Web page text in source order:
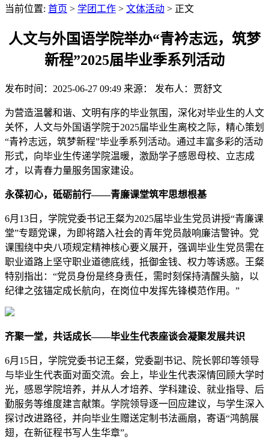
当前位置: 首页 > 学团工作 > 文体活动 > 正文
人文与外国语学院举办“青衿志远，筑梦
新程”2025届毕业季系列活动
发布时间：2025-06-27 09:49 来源： 发布人：贾舒文
为营造温馨和谐、文明有序的毕业氛围，深化对毕业生的人文
关怀，人文与外国语学院于2025届毕业生离校之际，精心策划
“青衿志远，筑梦新程”毕业季系列活动。通过丰富多彩的活动
形式，向毕业生传递学院温暖，激励学子感恩母校、立志成
才，以青春力量服务国家建设。
永葆初心，砥砺前行——青廉课堂筑牢思想根基
6月13日，学院党委书记王粲为2025届毕业生党员讲授“青廉课
堂”专题党课，为即将踏入社会的青年党员敲响廉洁警钟。党
课围绕中央八项规定精神核心要义展开，强调毕业生党员需在
职业道路上坚守职业道德底线，抵御金钱、权力等诱惑。王粲
特别指出：“党员身份是终身责任，需时刻保持清醒头脑，以
纪律之弦锚定成长航向，在岗位中发挥先锋模范作用。”
齐聚一堂，共话成长——毕业生代表座谈会凝聚发展共识
6月15日，学院党委书记王粲，党委副书记、院长郭印等领导
与毕业生代表面对面交流。会上，毕业生代表深情回顾大学时
光，感恩学院培养，并从人才培养、学科建设、就业指导、后
勤服务等维度建言献策。学院领导逐一回应建议，与学生深入
探讨改进路径，并向毕业生赠送定制书法画扇，寄语“鸿鹄展
翅，在新征程书写人生华章”。